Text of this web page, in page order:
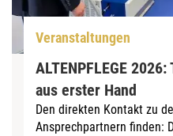
Veranstaltungen
ALTENPFLEGE
aus erster Hand
Den direkten Kontakt zu
Ansprechpartnern finden: